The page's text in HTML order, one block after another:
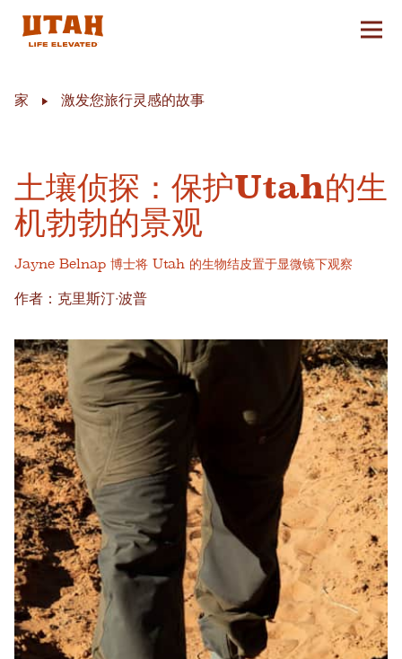
切换
家 激发您旅行灵感的故事
土壤侦探：保护Utah的生
机勃勃的景观
Jayne Belnap 博士将 Utah 的生物结皮置于显微镜下观察
作者：克里斯汀·波普